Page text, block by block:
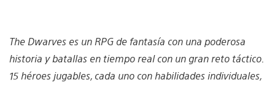
The Dwarves es un RPG de fantasía con una poderosa
historia y batallas en tiempo real con un gran reto táctico.
15 héroes jugables, cada uno con habilidades individuales,